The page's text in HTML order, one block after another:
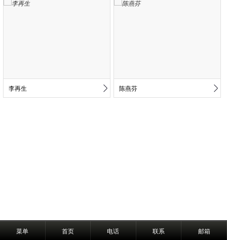
李再生 陈燕芬
菜单 首页 电话 联系 邮箱